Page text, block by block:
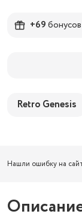
+69бонусов
Retro Genesis
Нашли ошибку на